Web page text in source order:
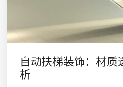
自动扶梯装饰：材质
析